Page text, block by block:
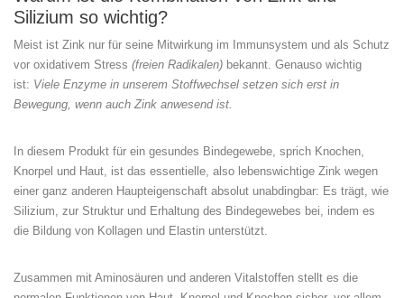
Silizium so wichtig?
Meist ist Zink nur für seine Mitwirkung im Immunsystem und als Schutz
vor oxidativem Stress (freien Radikalen) bekannt. Genauso wichtig
ist: Viele Enzyme in unserem Stoffwechsel setzen sich erst in
Bewegung, wenn auch Zink anwesend ist.
In diesem Produkt für ein gesundes Bindegewebe, sprich Knochen,
Knorpel und Haut, ist das essentielle, also lebenswichtige Zink wegen
einer ganz anderen Haupteigenschaft absolut unabdingbar: Es trägt, wie
Silizium, zur Struktur und Erhaltung des Bindegewebes bei, indem es
die Bildung von Kollagen und Elastin unterstützt.
Zusammen mit Aminosäuren und anderen Vitalstoffen stellt es die